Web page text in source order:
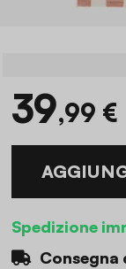
39,99 €
Spedizione